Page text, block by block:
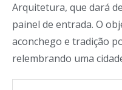
Arquitetura, que dará
painel de entrada. O
aconchego e tradição
relembrando uma